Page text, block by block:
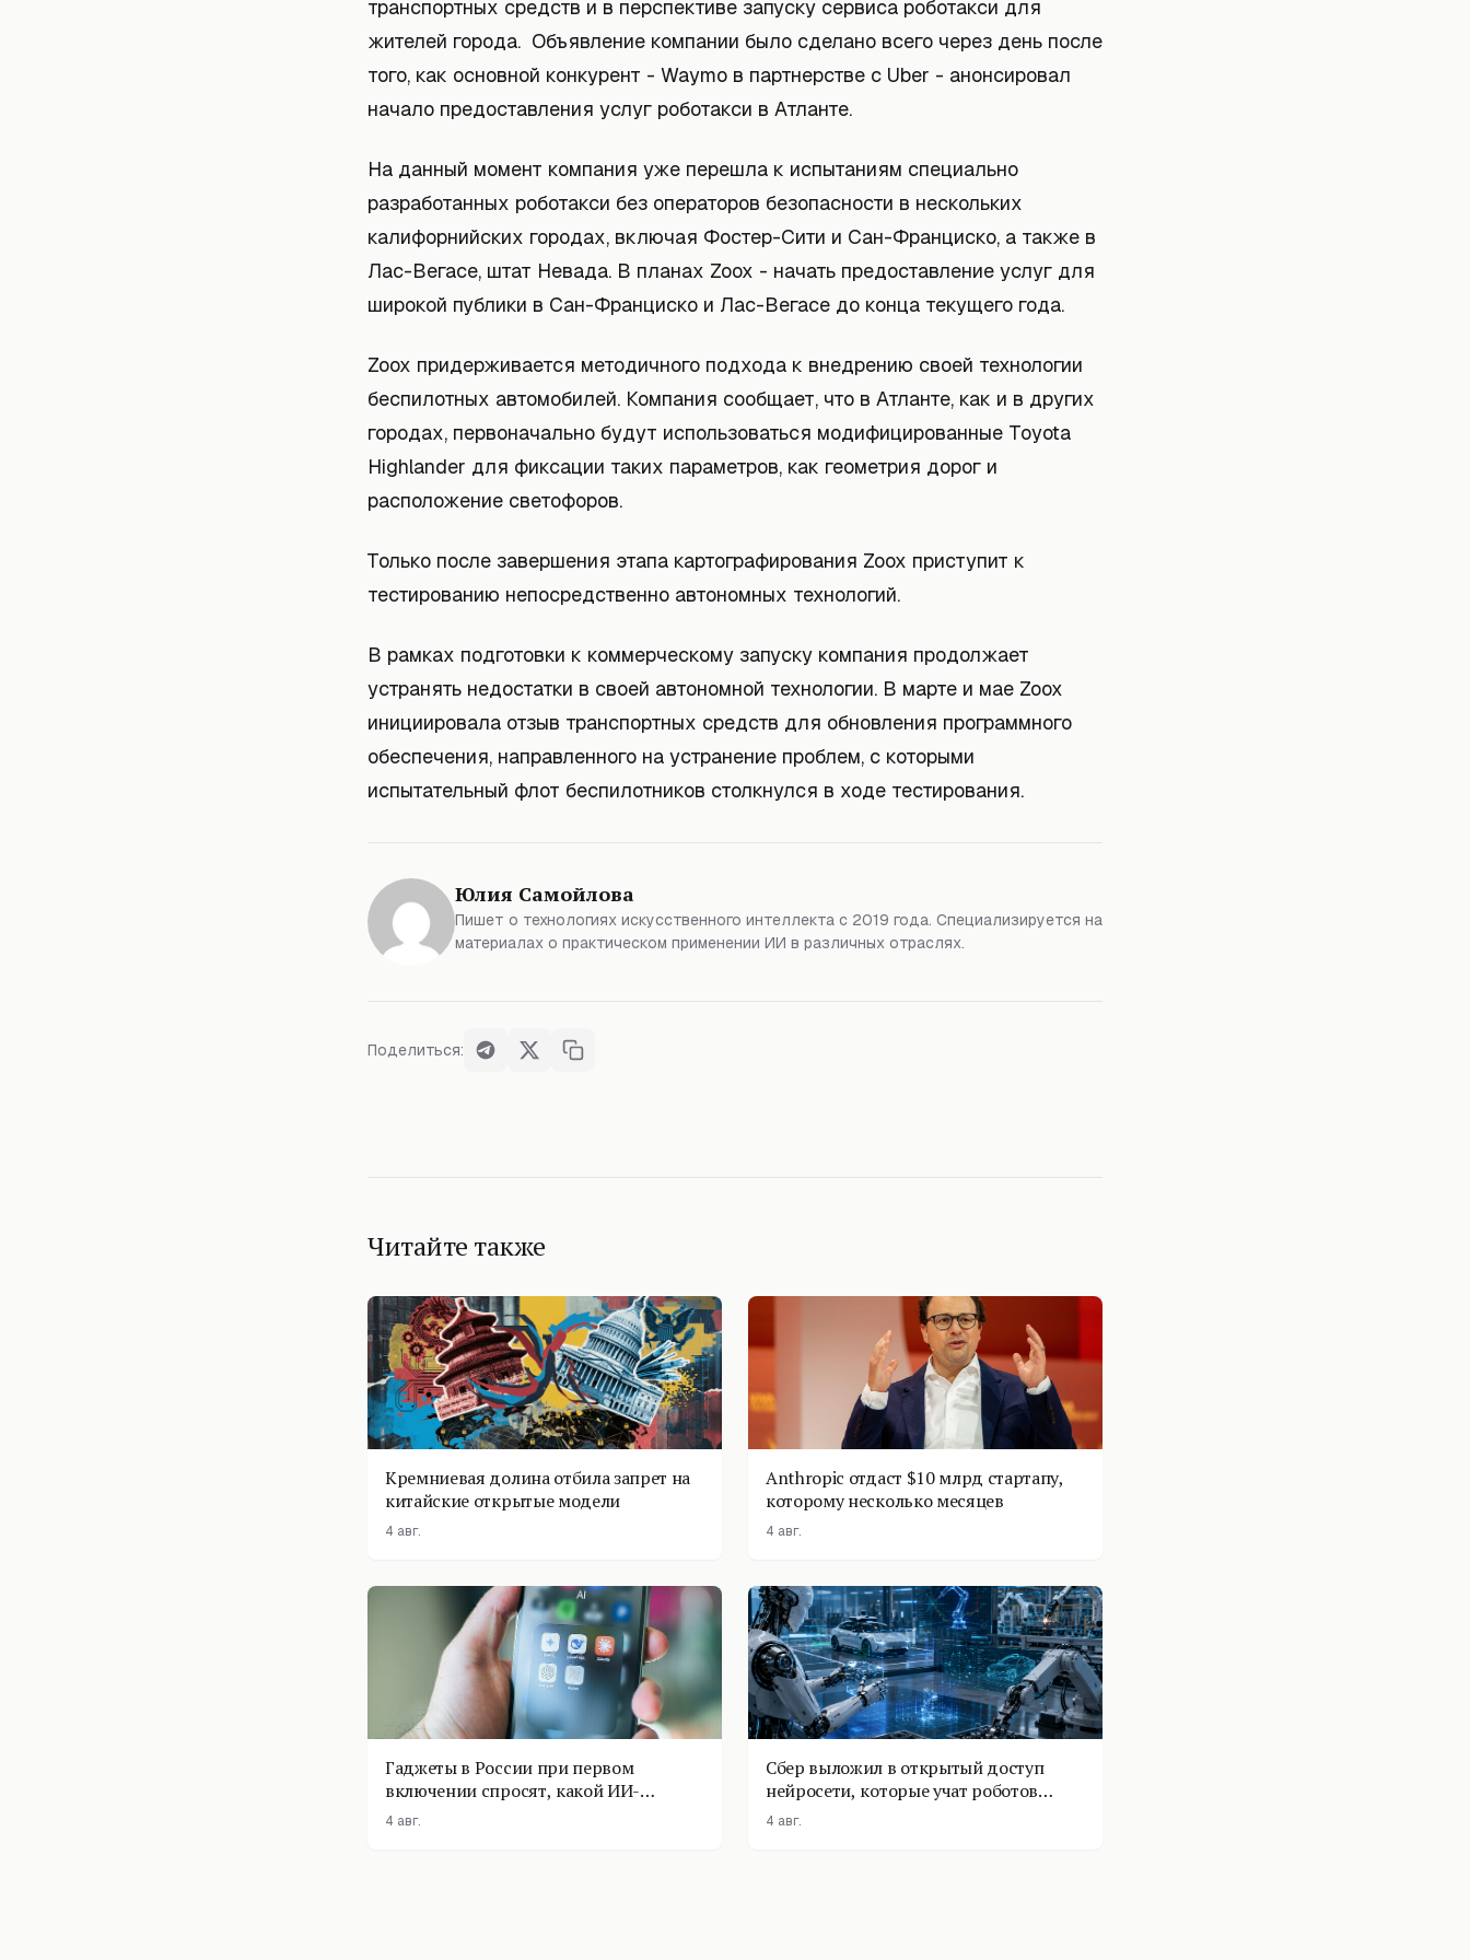
транспортных средств и в перспективе запуску сервиса роботакси для
жителей города. Объявление компании было сделано всего через день после
того, как основной конкурент - Waymo в партнерстве с Uber - анонсировал
начало предоставления услуг роботакси в Атланте.
На данный момент компания уже перешла к испытаниям специально
разработанных роботакси без операторов безопасности в нескольких
калифорнийских городах, включая Фостер-Сити и Сан-Франциско, а также в
Лас-Вегасе, штат Невада. В планах Zoox - начать предоставление услуг для
широкой публики в Сан-Франциско и Лас-Вегасе до конца текущего года.
Zoox придерживается методичного подхода к внедрению своей технологии
беспилотных автомобилей. Компания сообщает, что в Атланте, как и в других
городах, первоначально будут использоваться модифицированные Toyota
Highlander для фиксации таких параметров, как геометрия дорог и
расположение светофоров.
Только после завершения этапа картографирования Zoox приступит к
тестированию непосредственно автономных технологий.
В рамках подготовки к коммерческому запуску компания продолжает
устранять недостатки в своей автономной технологии. В марте и мае Zoox
инициировала отзыв транспортных средств для обновления программного
обеспечения, направленного на устранение проблем, с которыми
испытательный флот беспилотников столкнулся в ходе тестирования.
Юлия Самойлова
Пишет о технологиях искусственного интеллекта с 2019 года. Специализируется на
материалах о практическом применении ИИ в различных отраслях.
Поделиться:
Читайте также
Кремниевая долина отбила запрет на
китайские открытые модели
4 авг.
Anthropic отдаст $10 млрд стартапу,
которому несколько месяцев
4 авг.
Гаджеты в России при первом
включении спросят, какой ИИ-
помощник поставить
4 авг.
Сбер выложил в открытый доступ
нейросети, которые учат роботов
физике
4 авг.